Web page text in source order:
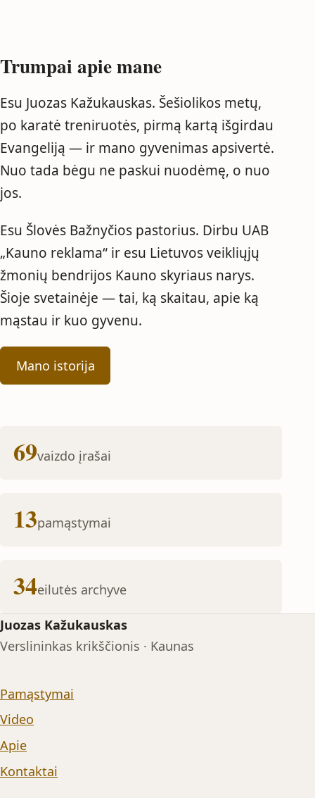
Trumpai apie mane
Esu Juozas Kažukauskas. Šešiolikos metų,
po karatė treniruotės, pirmą kartą išgirdau
Evangeliją — ir mano gyvenimas apsivertė.
Nuo tada bėgu ne paskui nuodėmę, o nuo
jos.
Esu Šlovės Bažnyčios pastorius. Dirbu UAB
„Kauno reklama“ ir esu Lietuvos veikliųjų
žmonių bendrijos Kauno skyriaus narys.
Šioje svetainėje — tai, ką skaitau, apie ką
mąstau ir kuo gyvenu.
Mano istorija
69vaizdo įrašai
13pamąstymai
34eilutės archyve
Juozas Kažukauskas
Verslininkas krikščionis · Kaunas
Pamąstymai
Video
Apie
Kontaktai